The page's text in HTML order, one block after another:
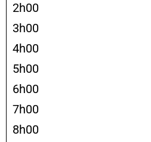
2h00
3h00
4h00
5h00
6h00
7h00
8h00